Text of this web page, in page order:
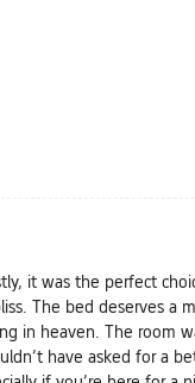
it was the perfect
The bed deserves
in heaven. The room
have asked for a